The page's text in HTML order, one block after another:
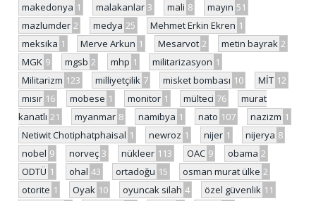
makedonya 1 malakanlar 3 mali 8 mayın 51
mazlumder 2 medya 25 Mehmet Erkin Ekren 1
meksika 1 Merve Arkun 1 Mesarvot 2 metin bayrak 2
MGK 9 mgsb 2 mhp 1 militarizasyon 1
Militarizm 123 milliyetçilik 7 misket bombası 10 MİT 12
mısır 16 mobese 1 monitor 1 mülteci 76
murat
kanatlı 21 myanmar 8 namibya 1 nato 107 nazizm 1
Netiwit Chotiphatphaisal 1 newroz 1 nijer 1 nijerya 8
nobel 9 norveç 3 nükleer 113 OAC 9 obama 2
ODTÜ 1 ohal 43 ortadoğu 15 osman murat ülke 2
otorite 1 Oyak 10 oyuncak silah 4 özel güvenlik 11